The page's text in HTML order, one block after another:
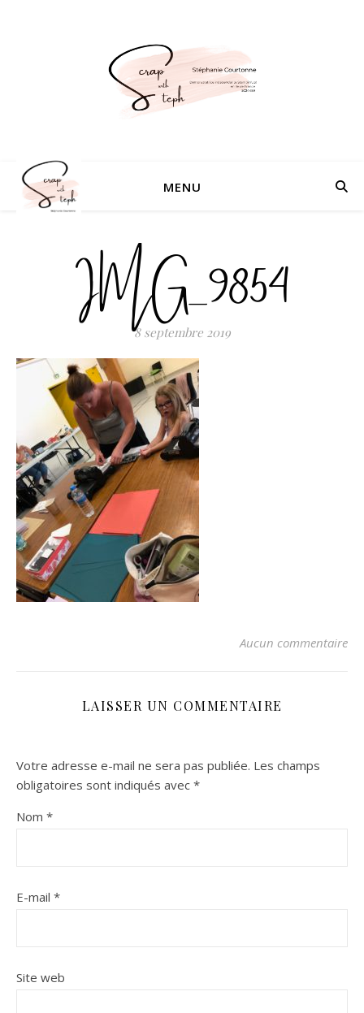
MENU
IMG_9854
8 septembre 2019
Aucun commentaire
LAISSER UN COMMENTAIRE
Votre adresse e-mail ne sera pas publiée. Les champs
obligatoires sont indiqués avec *
Nom *
E-mail *
Site web